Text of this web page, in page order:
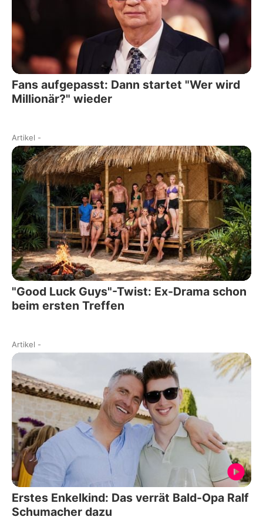
Fans aufgepasst: Dann startet "Wer wird
Millionär?" wieder
Artikel -
"Good Luck Guys"-Twist: Ex-Drama schon
beim ersten Treffen
Artikel -
Erstes Enkelkind: Das verrät Bald-Opa Ralf
Schumacher dazu